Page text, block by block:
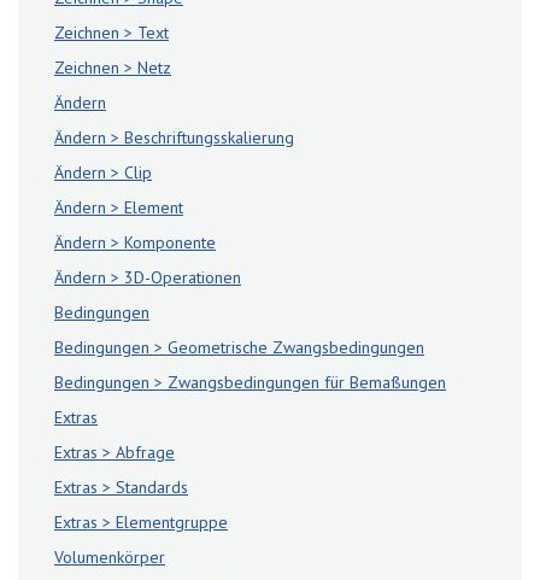
Zeichnen > Text
Zeichnen > Netz
Ändern
Ändern > Beschriftungsskalierung
Ändern > Clip
Ändern > Element
Ändern > Komponente
Ändern > 3D-Operationen
Bedingungen
Bedingungen > Geometrische Zwangsbedingungen
Bedingungen > Zwangsbedingungen für Bemaßungen
Extras
Extras > Abfrage
Extras > Standards
Extras > Elementgruppe
Volumenkörper